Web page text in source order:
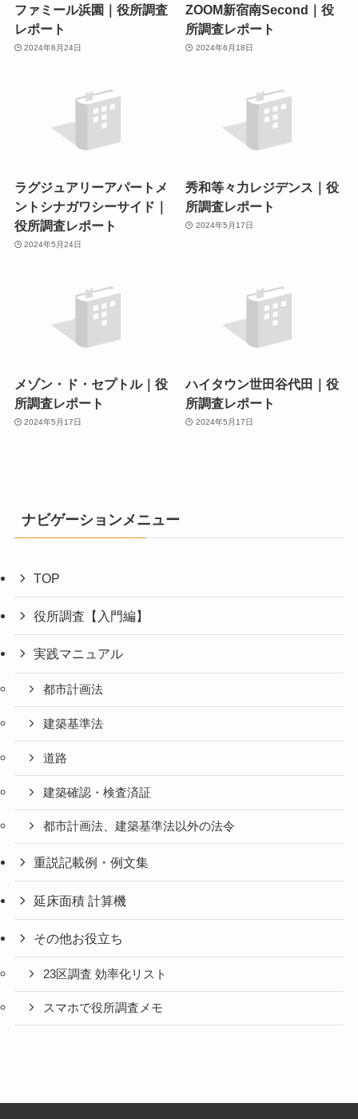
ファミール浜園｜役所調査
レポート
2024年6月24日
ZOOM新宿南Second｜役
所調査レポート
2024年6月18日
ラグジュアリーアパートメ
ントシナガワシーサイド｜
役所調査レポート
2024年5月24日
秀和等々力レジデンス｜役
所調査レポート
2024年5月17日
メゾン・ド・セプトル｜役
所調査レポート
2024年5月17日
ハイタウン世田谷代田｜役
所調査レポート
2024年5月17日
ナビゲーションメニュー
TOP
役所調査【入門編】
実践マニュアル
都市計画法
建築基準法
道路
建築確認・検査済証
都市計画法、建築基準法以外の法令
重説記載例・例文集
延床面積 計算機
その他お役立ち
23区調査 効率化リスト
スマホで役所調査メモ